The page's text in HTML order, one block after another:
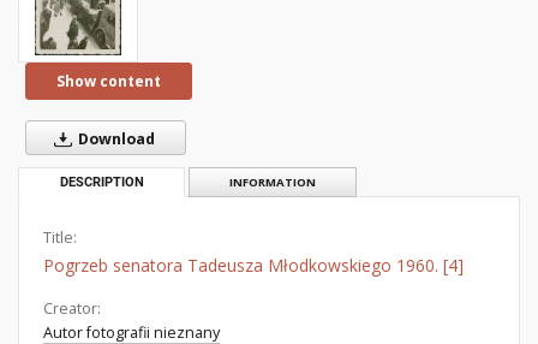
Show content
Download
DESCRIPTION INFORMATION
Title:
Pogrzeb senatora Tadeusza Młodkowskiego 1960. [4]
Creator:
Autor fotografii nieznany